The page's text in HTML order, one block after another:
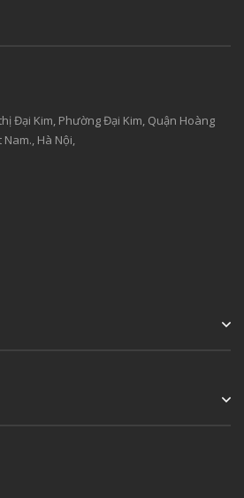
Đại Kim, Phường Đại Kim, Quận Hoàng
Hà Nội,